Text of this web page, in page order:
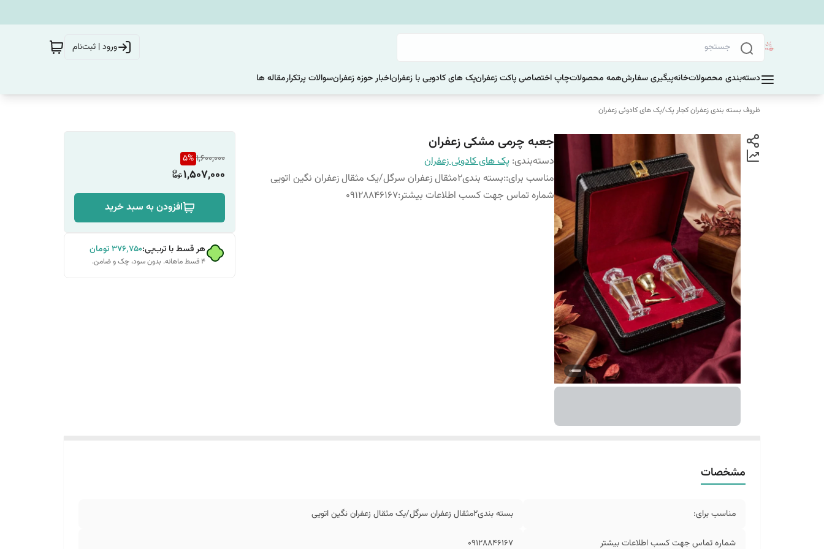
ورود | ثبت‌نام
دسته‌بندی محصولاتخانهپیگیری سفارشهمه محصولاتچاپ اختصاصی پاکت زعفرانپک های کادویی با زعفراناخبار حوزه زعفرانسوالات پرتکرارمقاله ها
ظروف بسته بندی زعفران کجار پک/پک های کادوئی زعفران
جعبه چرمی مشکی زعفران
دسته‌بندی: پک های کادوئی زعفران
مناسب برای::بسته بندی2مثقال زعفران سرگل/یک مثقال زعفران نگین اتویی
شماره تماس جهت کسب اطلاعات بیشتر:۰۹۱۲۸۸۴۶۱۶۷
1,600,000
5%
1,507,000
افزودن به سبد خرید
هر قسط با ترب‌پی:۳۷۶٬۷۵۰تومان
۴ قسط ماهانه. بدون سود، چک و ضامن.
مشخصات
مناسب برای: بسته بندی2مثقال زعفران سرگل/یک مثقال زعفران نگین اتویی
شماره تماس جهت کسب اطلاعات بیشتر ۰۹۱۲۸۸۴۶۱۶۷